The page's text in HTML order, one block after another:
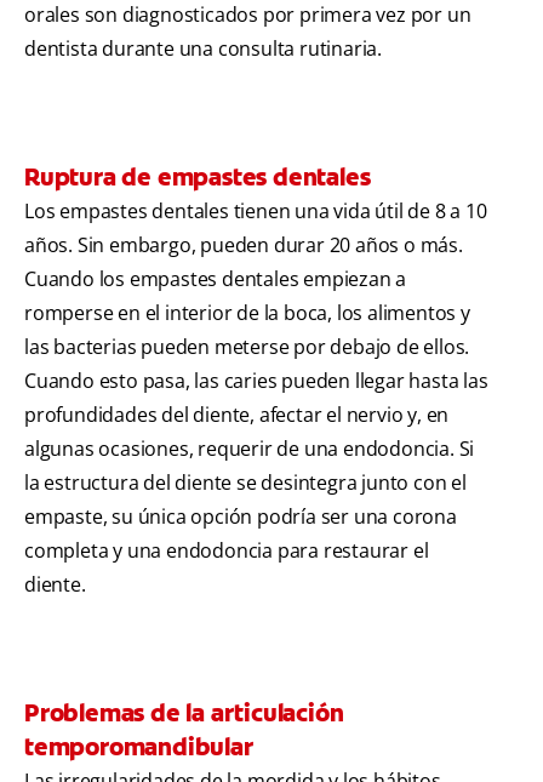
orales son diagnosticados por primera vez por un
dentista durante una consulta rutinaria.
Ruptura de empastes dentales
Los empastes dentales tienen una vida útil de 8 a 10
años. Sin embargo, pueden durar 20 años o más.
Cuando los empastes dentales empiezan a
romperse en el interior de la boca, los alimentos y
las bacterias pueden meterse por debajo de ellos.
Cuando esto pasa, las caries pueden llegar hasta las
profundidades del diente, afectar el nervio y, en
algunas ocasiones, requerir de una endodoncia. Si
la estructura del diente se desintegra junto con el
empaste, su única opción podría ser una corona
completa y una endodoncia para restaurar el
diente.
Problemas de la articulación
temporomandibular